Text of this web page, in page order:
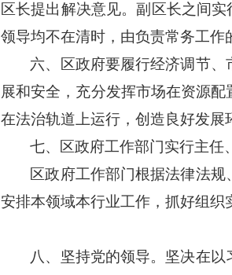
区长提出解决意见。副区长之间实
领导均不在清时，由负责常务工作
六、区政府要履行经济调节
展和安全，充分发挥市场在资源
在法治轨道上运行，创造良好发展
七、区政府工作部门实行主任
区政府工作部门根据法律法
安排本领域本行业工作，抓好组织
八、坚持党的领导。坚决在